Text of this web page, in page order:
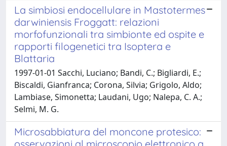
La simbiosi endocellulare in Mastotermes
darwiniensis Froggatt: relazioni
morfofunzionali tra simbionte ed ospite e
rapporti filogenetici tra Isoptera e
Blattaria
1997-01-01 Sacchi, Luciano; Bandi, C.; Bigliardi, E.;
Biscaldi, Gianfranca; Corona, Silvia; Grigolo, Aldo;
Lambiase, Simonetta; Laudani, Ugo; Nalepa, C. A.;
Selmi, M. G.
Microsabbiatura del moncone protesico: